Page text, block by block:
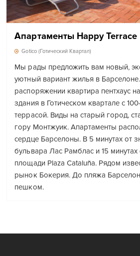
Апартаменты Happy Terrace
Gotico (Готический Квартал)
Мы рады предложить вам новый,
уютный вариант жилья в
распоряжении квартира пентхаус
здания в Готическом квартале с
террасой. Виды на старый город,
гору Монтжуик. Апартаменты
сердце Барселоны. В 5 минутах от
бульвара Лас Рамблас и 15 минутах
площади Plaza Cataluña. Рядом
рынок Бокерия. До пляжа
пешком.